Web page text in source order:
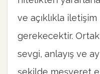
ve açıklıkla
gerekecektir.
sevgi, anlayış ve
şekilde meşveret